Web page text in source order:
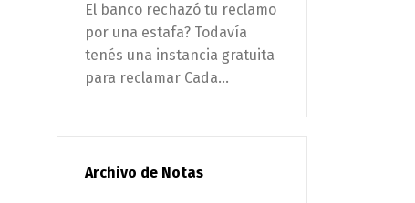
El banco rechazó tu reclamo
por una estafa? Todavía
tenés una instancia gratuita
para reclamar Cada...
Archivo de Notas